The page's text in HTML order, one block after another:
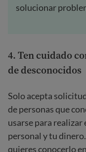
solucionar
4. Ten cuidado
de desconocidos
Solo acepta
de personas que
usarse para
personal y tu
quieres conocerlo